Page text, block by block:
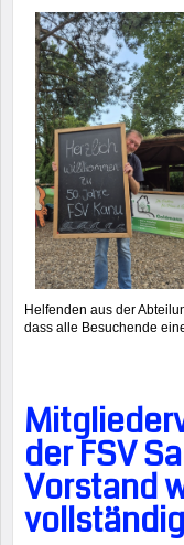
Helfenden aus der
dass alle Besuchende
der FSV
Vorstand